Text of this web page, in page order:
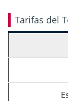
Tarifas del